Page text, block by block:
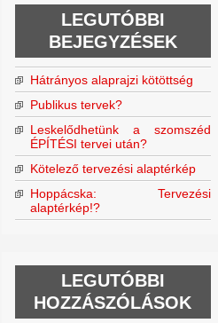
LEGUTÓBBI
BEJEGYZÉSEK
Hátrányos alaprajzi kötöttség
Publikus tervek?
Leskelődhetünk a szomszéd
ÉPÍTÉSI tervei után?
Kötelező tervezési alaptérkép
Hoppácska: Tervezési
alaptérkép!?
LEGUTÓBBI
HOZZÁSZÓLÁSOK